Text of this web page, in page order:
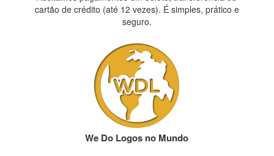
cartão de crédito (até 12 vezes). É simples, prático e
seguro.
We Do Logos no Mundo